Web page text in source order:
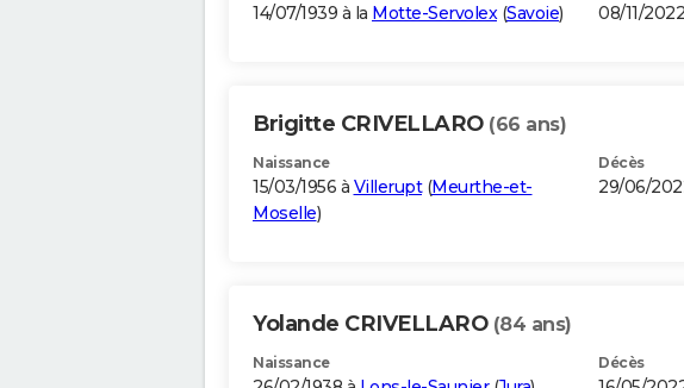
14/07/1939 à la Motte-Servolex(Savoie) 08/11/
Brigitte CRIVELLARO (66 ans)
Naissance
15/03/1956 à Villerupt(Meurthe-et-
Moselle)
Décès
29/06/
Yolande CRIVELLARO (84 ans)
Naissance Décès